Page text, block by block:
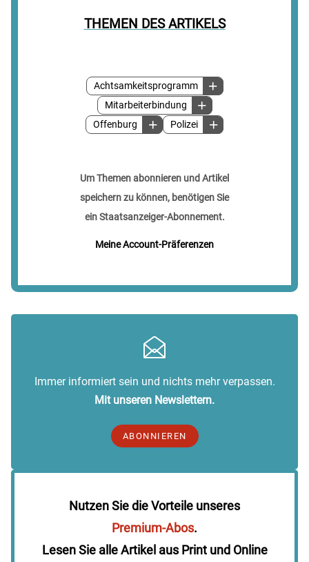
THEMEN DES ARTIKELS
Achtsamkeitsprogramm
Mitarbeiterbindung
Offenburg
Polizei
Um Themen abonnieren und Artikel
speichern zu können, benötigen Sie
ein Staatsanzeiger-Abonnement.
Meine Account-Präferenzen
Immer informiert sein und nichts mehr verpassen.
Mit unseren Newslettern.
ABONNIEREN
Nutzen Sie die Vorteile unseres
Premium-Abos.
Lesen Sie alle Artikel aus Print und Online